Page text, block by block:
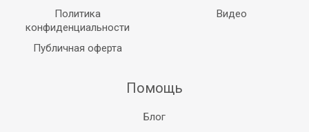
Политика
конфиденциальности
Публичная оферта
Видео
Помощь
Блог